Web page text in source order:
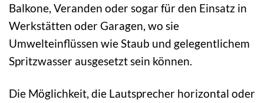
Balkone, Veranden oder sogar für den Einsatz in
Werkstätten oder Garagen, wo sie
Umwelteinflüssen wie Staub und gelegentlichem
Spritzwasser ausgesetzt sein können.
Die Möglichkeit, die Lautsprecher horizontal oder